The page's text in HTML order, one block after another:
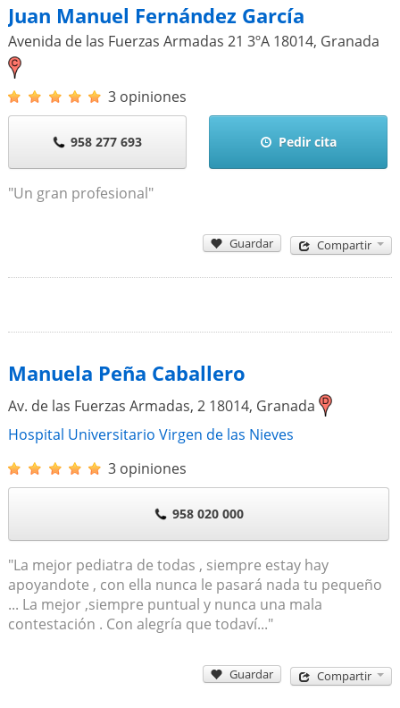
Juan Manuel Fernández García
Avenida de las Fuerzas Armadas 21 3ºA 18014, Granada
3 opiniones
958 277 693 Pedir cita
"Un gran profesional"
Guardar Compartir
Manuela Peña Caballero
Av. de las Fuerzas Armadas, 2 18014, Granada
Hospital Universitario Virgen de las Nieves
3 opiniones
958 020 000
"La mejor pediatra de todas , siempre estay hay
apoyandote , con ella nunca le pasará nada tu pequeño
... La mejor ,siempre puntual y nunca una mala
contestación . Con alegría que todaví..."
Guardar Compartir